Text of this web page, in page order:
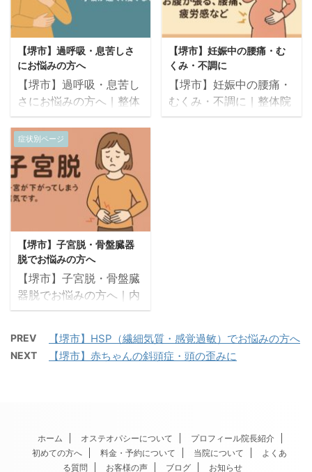
れない」「育児の疲れが
全然抜けない」 このよう
なお悩みは、出産による
骨盤・内臓・神経・筋膜
のバランスの変化が原因
かもしれません。 整体院
サトルでは、オステオパ
シーのやさしい手技で、
産後の身体の回復を自然
に促し、無理なく整えて
いく施術を行っていま
す。 ▶ ご予約はこちら
（24時間WEB受付） こ
のようなお悩みはありま
せんか？ 産後に骨盤がぐ
ら ...
がいつも片側に傾いてい
る」「背中や肩の高さが
左右で違う」 このような
お悩みをお持ちのお子さ
まへ。 整体院サトルで
は、成長期に起こる側湾
の根本要因に着目し、オ
【堺市】過呼吸・息苦しさ
にお悩みの方へ
【堺市】過呼吸・息苦し
さにお悩みの方へ｜整体
院サトルのオステオパシ
ーで呼吸と神経をやさし
く整えるケア 「急に息が
苦しくなる」「胸がつか
える感じがする」「パニ
ックのような症状で、息
を吸っても吸った気がし
ない」 このような症状
は、過呼吸（過換気症候
群）によるものかもしれ
ません。 整体院サトルで
は、自律神経・呼吸筋・
を整えることで、過呼吸
の原因からやさしくケア
しても苦しく、息が吸え
て ...
【堺市】妊娠中の腰痛・む
くみ・不調に
【堺市】妊娠中の腰痛・
むくみ・不調に｜整体院
サトルの産前オステオパ
ィライフを過ごすための
オステオパシー施術を行
すい環境を整えます。 ご
予約はこちら（24時 ...
症状別ページ
【堺市】子宮脱・骨盤臓器
脱でお悩みの方へ
【堺市】子宮脱・骨盤臓
器脱でお悩みの方へ｜内
臓の位置と骨盤底筋を整
テオパシー施術 「下腹部
に違和感がある」「立っ
臓器脱）の可能性があり
ます。 整体院サトルで
PREV 【堺市】HSP（繊細気質・感覚過敏）でお悩みの方へ
NEXT 【堺市】赤ちゃんの斜頭症・頭の歪みに
ホーム オステオパシーについて
プロフィール院長紹介
初めての方へ
料金・予約について 当院について
よくあ
る質問
お客様の声 ブログ お知らせ